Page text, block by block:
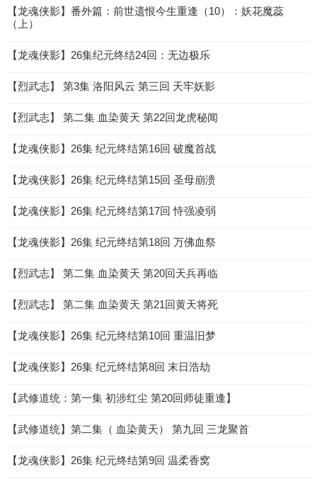
【龙魂侠影】番外篇：前世遗恨今生重逢（10）：妖花魔蕊
（上）
【龙魂侠影】26集纪元终结24回：无边极乐
【烈武志】 第3集 洛阳风云 第三回 天牢妖影
【烈武志】 第二集 血染黄天 第22回龙虎秘闻
【龙魂侠影】26集 纪元终结第16回 破魔首战
【龙魂侠影】26集 纪元终结第15回 圣母崩溃
【龙魂侠影】26集 纪元终结第17回 恃强凌弱
【龙魂侠影】26集 纪元终结第18回 万佛血祭
【烈武志】 第二集 血染黄天 第20回天兵再临
【烈武志】 第二集 血染黄天 第21回黄天将死
【龙魂侠影】26集 纪元终结第10回 重温旧梦
【龙魂侠影】26集 纪元终结第8回 末日浩劫
【武修道统：第一集 初涉红尘 第20回师徒重逢】
【武修道统】第二集（ 血染黄天） 第九回 三龙聚首
【龙魂侠影】26集 纪元终结第9回 温柔香窝